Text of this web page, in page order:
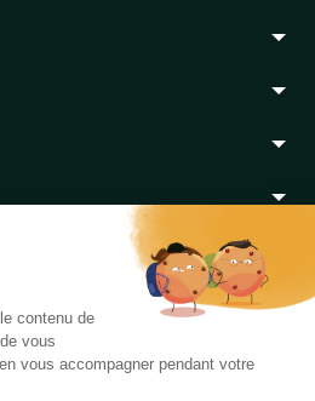
vélos
de Pique-nique
- Réalisé par